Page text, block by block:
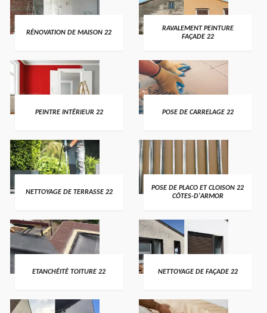
RÉNOVATION DE MAISON 22
RAVALEMENT PEINTURE
FAÇADE 22
PEINTRE INTÉRIEUR 22 POSE DE CARRELAGE 22
NETTOYAGE DE TERRASSE 22
POSE DE PLACO ET CLOISON 22
CÔTES-D'ARMOR
ETANCHÉITÉ TOITURE 22 NETTOYAGE DE FAÇADE 22